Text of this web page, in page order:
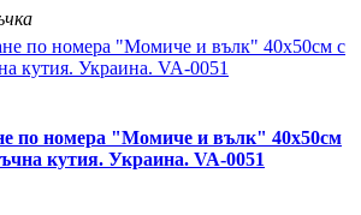
по номера "Момиче и вълк" 40х50см
кутия. Украина. VA-0051